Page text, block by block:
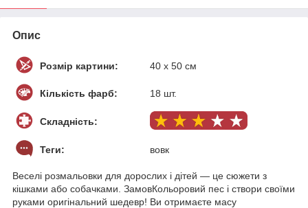
Опис
Розмір картини: 40 х 50 см
Кількість фарб: 18 шт.
Складність:
Теги: вовк
Веселі розмальовки для дорослих і дітей — це сюжети з
кішками або собачками. ЗамовКольоровий пес і створи своїми
руками оригінальний шедевр! Ви отримаєте масу